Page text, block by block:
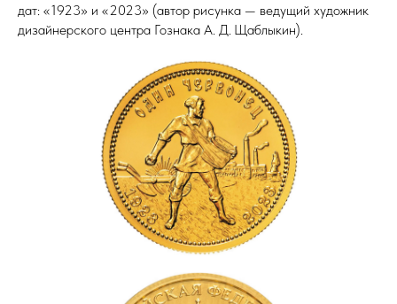
дат: «1923» и «2023» (автор рисунка — ведущий художник
дизайнерского центра Гознака А. Д. Щаблыкин).